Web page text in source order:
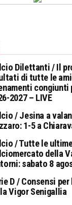
Dilettanti / Il
di tutte le
congiunti
2027 – LIVE
/ Jesina a
1-5 a
/ Tutte le
della
sabato 8
D / Consensi
Vigor Senigallia